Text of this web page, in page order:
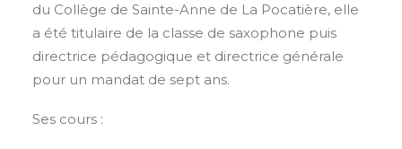
du Collège de Sainte-Anne de La Pocatière, elle
a été titulaire de la classe de saxophone puis
directrice pédagogique et directrice générale
pour un mandat de sept ans.
Ses cours :